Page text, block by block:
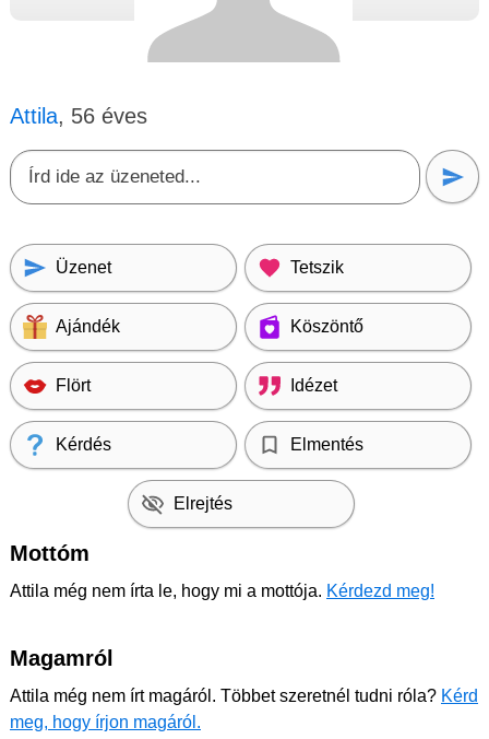
Attila, 56 éves
Üzenet Tetszik
Ajándék Köszöntő
Flört Idézet
Kérdés Elmentés
Elrejtés
Mottóm
Attila még nem írta le, hogy mi a mottója. Kérdezd meg!
Magamról
Attila még nem írt magáról. Többet szeretnél tudni róla? Kérd
meg, hogy írjon magáról.